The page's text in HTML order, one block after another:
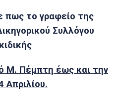
πως το γραφείο της
Συλλόγου
Μ. Πέμπτη έως και την
Απριλίου.